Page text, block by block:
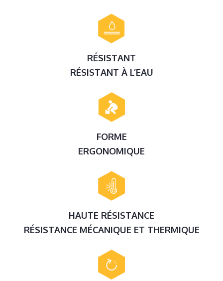
RÉSISTANT
RÉSISTANT À L’EAU
FORME
ERGONOMIQUE
HAUTE RÉSISTANCE
RÉSISTANCE MÉCANIQUE ET THERMIQUE